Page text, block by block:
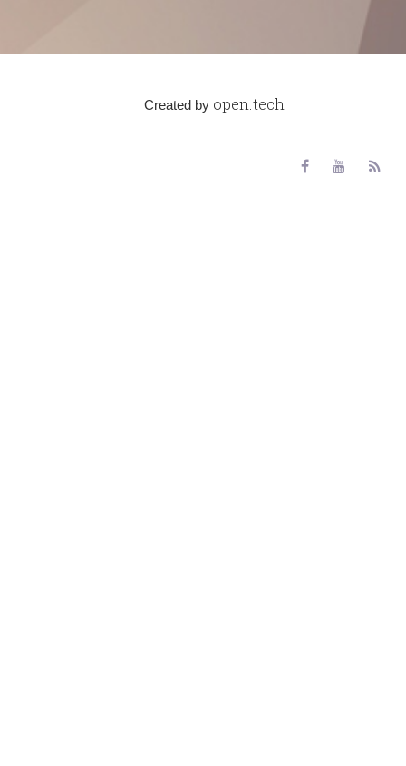
Created by open.tech